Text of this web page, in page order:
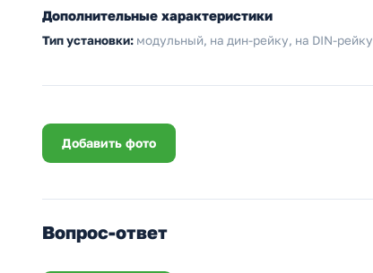
Дополнительные характеристики
Тип установки: модульный, на дин-рейку, на DIN-рейку
Добавить фото
Вопрос-ответ